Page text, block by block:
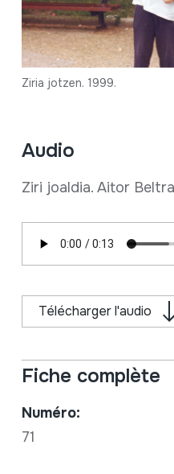
Ziria jotzen. 1999.
Audio
Ziri joaldia. Aitor
Télécharger l'audio
Fiche complète
Numéro:
71